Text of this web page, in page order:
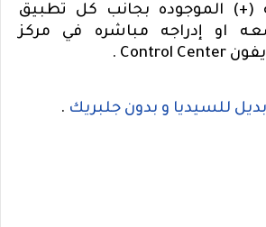
(+) الموجوده بجانب كل تطبيق
او إدراجه مباشره في مركز
Control Center
.
للسيديا و بدون جلبريك .